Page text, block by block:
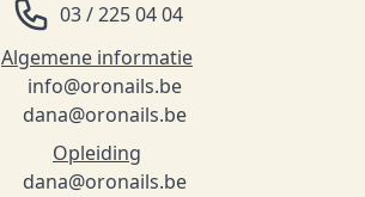
03 / 225 04 04
Algemene informatie
info@oronails.be
dana@oronails.be
Opleiding
dana@oronails.be